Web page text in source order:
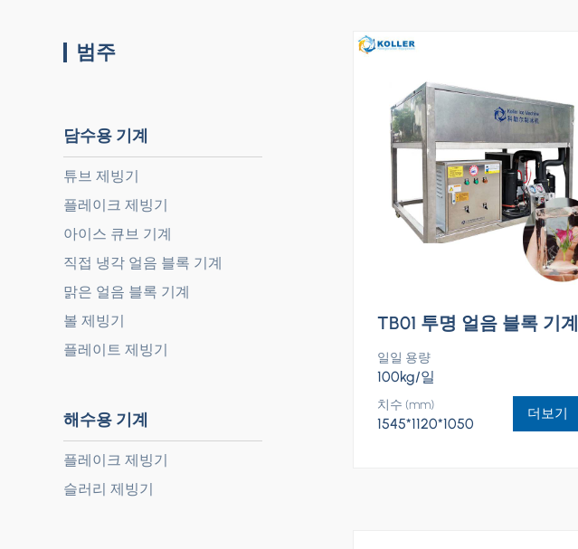
범주
담수용 기계
튜브 제빙기
플레이크 제빙기
아이스 큐브 기계
직접 냉각 얼음 블록 기계
맑은 얼음 블록 기계
볼 제빙기
플레이트 제빙기
해수용 기계
플레이크 제빙기
슬러리 제빙기
TB01 투명 얼음 블록 기계
일일 용량
100kg/일
치수 (mm)
1545*1120*1050
더보기